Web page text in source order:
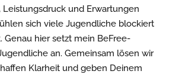
Leistungsdruck und Erwartungen
sich viele Jugendliche blockiert
Genau hier setzt mein BeFree-
an. Gemeinsam lösen wir
Klarheit und geben Deinem